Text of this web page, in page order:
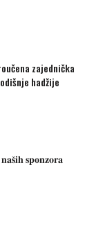
zajednička
hadžije
𝐬𝐩𝐨𝐧𝐳𝐨𝐫𝐚